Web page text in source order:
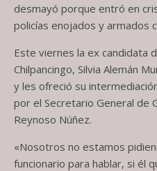
desmayó porque entró en
policías enojados y armados
Este viernes la ex candidata
Chilpancingo, Silvia Alemán
y les ofreció su
por el Secretario General de
Reynoso Núñez.
«Nosotros no estamos
funcionario para hablar, si él